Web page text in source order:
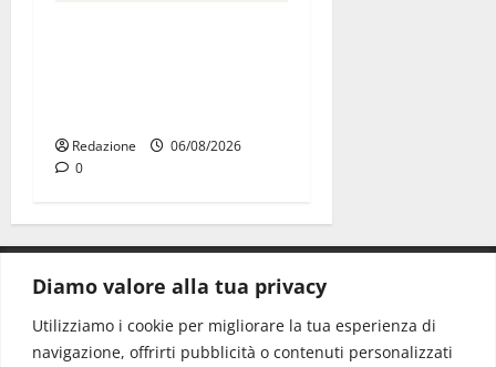
Diamo valore alla tua privacy
Utilizziamo i cookie per migliorare la tua esperienza di
navigazione, offrirti pubblicità o contenuti personalizzati
Redazione
06/08/2026
0
CONTATTI.
Redazione: redazione@www.martinasera.it